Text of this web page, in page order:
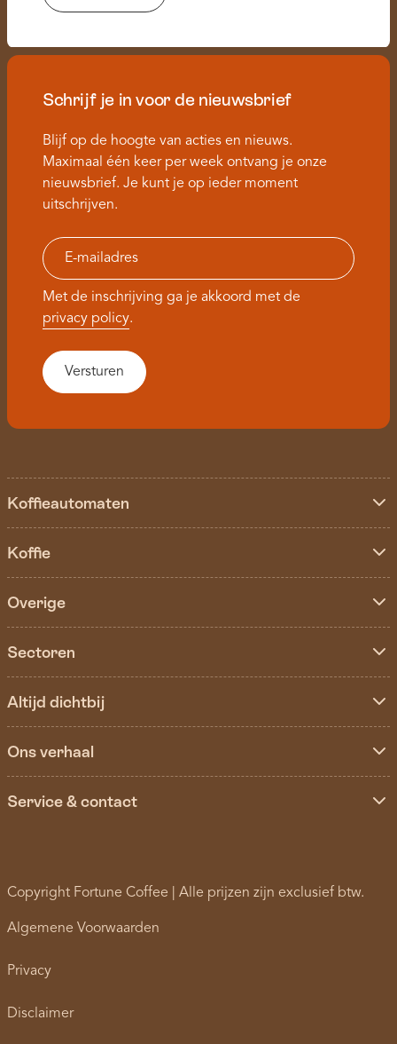
Schrijf je in voor de nieuwsbrief
Blijf op de hoogte van acties en nieuws.
Maximaal één keer per week ontvang je onze
nieuwsbrief. Je kunt je op ieder moment
uitschrijven.
Met de inschrijving ga je akkoord met de
privacy policy.
Koffieautomaten
Koffie
Overige
Sectoren
Altijd dichtbij
Ons verhaal
Service & contact
Copyright Fortune Coffee | Alle prijzen zijn exclusief btw.
Algemene Voorwaarden
Privacy
Disclaimer